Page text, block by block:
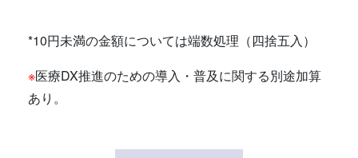
*10円未満の金額については端数処理（四捨五入）
※医療DX推進のための導入・普及に関する別途加算
あり。